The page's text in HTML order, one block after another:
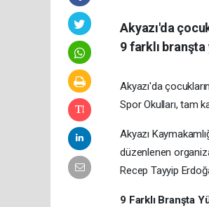
Akyazı'da
9 farklı
Akyazı'da
Spor Okulları, tam
Akyazı
düzenlenen
Recep Tayyip
9 Farklı Branşta